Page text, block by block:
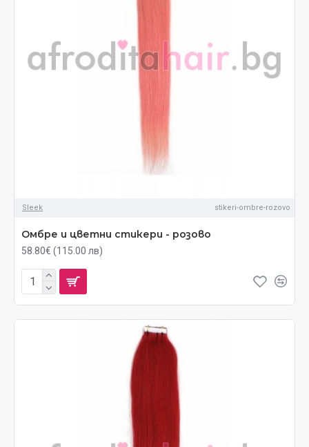
Sleek stikeri-ombre-rozovo
Омбре и цветни стикери - розово
58.80€ (115.00 лв)